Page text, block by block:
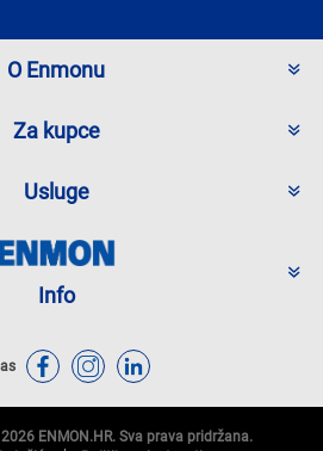
O Enmonu
Za kupce
Usluge
Info
ENMON.HR. Sva prava pridržana.